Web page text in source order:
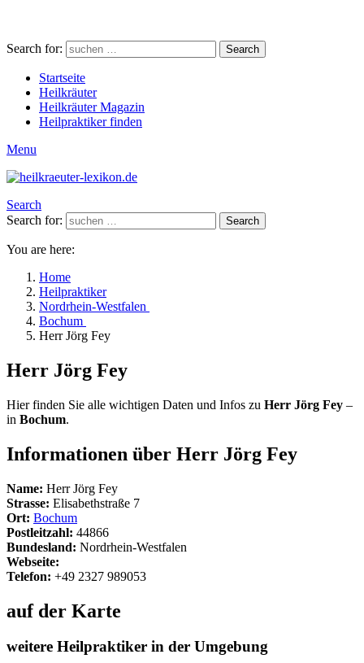
Search for: Search
Startseite
Heilkräuter
Heilkräuter Magazin
Heilpraktiker finden
Menu
Search
Search for:
Search
You are here:
Home
Heilpraktiker
Nordrhein-Westfalen
Bochum
Herr Jörg Fey
Herr Jörg Fey
Hier finden Sie alle wichtigen Daten und Infos zu Herr Jörg Fey –
in Bochum.
Informationen über Herr Jörg Fey
Name: Herr Jörg Fey
Strasse: Elisabethstraße 7
Ort: Bochum
Postleitzahl: 44866
Bundesland: Nordrhein-Westfalen
Webseite:
Telefon: +49 2327 989053
auf der Karte
weitere Heilpraktiker in der Umgebung